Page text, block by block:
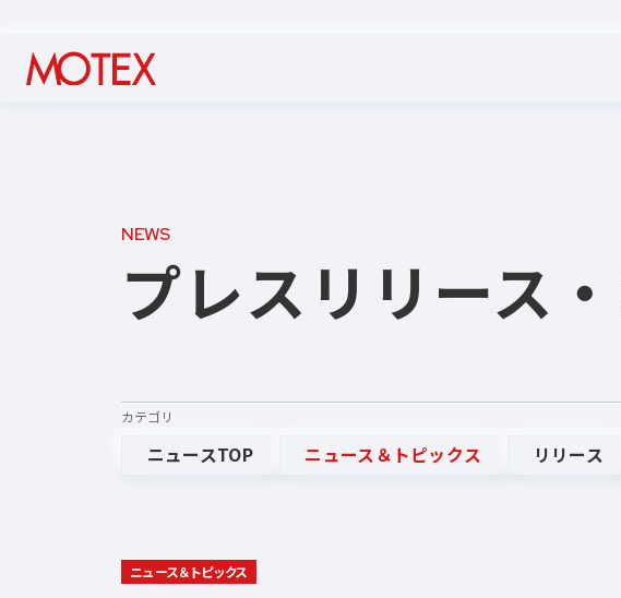
NEWS
プレスリリース
カテゴリ
ニュースTOP ニュース＆トピックス リリース
ニュース＆トピックス